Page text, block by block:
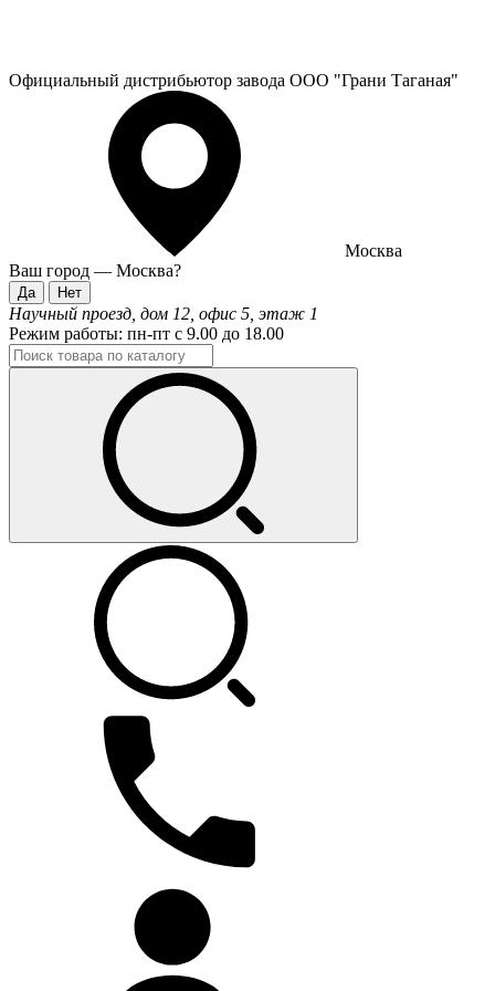
Официальный дистрибьютор завода ООО "Грани Таганая"
Москва
Ваш город — Москва?
Научный проезд, дом 12, офис 5, этаж 1
Режим работы: пн-пт с 9.00 до 18.00